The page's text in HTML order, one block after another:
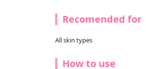
Recomended for
All skin types
How to use